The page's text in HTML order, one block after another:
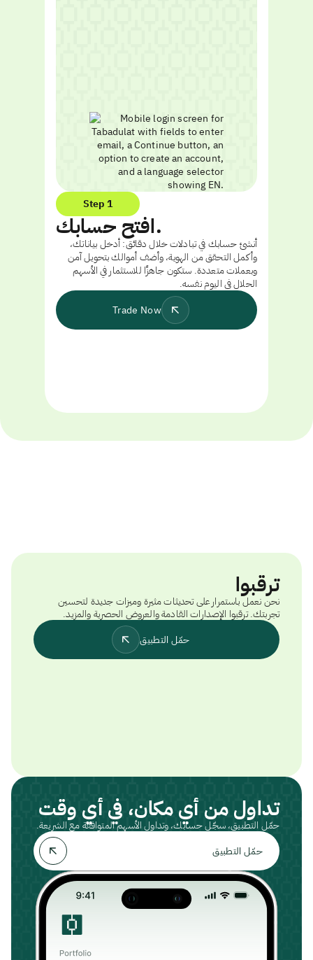
Step 1
افتح حسابك.
أنشئ حسابك في تبادلات خلال دقائق: أدخل بياناتك،
وأكمل التحقق من الهوية، وأضف أموالك بتحويل آمن
وبعملات متعددة. ستكون جاهزًا للاستثمار في الأسهم
الحلال في اليوم نفسه.
Trade Now
ترقبوا
نحن نعمل باستمرار على تحديثات مثيرة وميزات جديدة لتحسين
تجربتك. ترقبوا الإصدارات القادمة والعروض الحصرية والمزيد.
حمّل التطبيق
تداول من أي مكان، في أي وقت
حمّل التطبيق، سجّل حسابك، وتداول الأسهم المتوافقة مع الشريعة.
حمّل التطبيق